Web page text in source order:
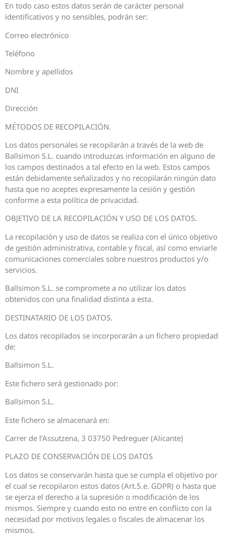
En todo caso estos datos serán de carácter personal
identificativos y no sensibles, podrán ser:
Correo electrónico
Teléfono
Nombre y apellidos
DNI
Dirección
MÉTODOS DE RECOPILACIÓN.
Los datos personales se recopilarán a través de la web de
Ballsimon S.L. cuando introduzcas información en alguno de
los campos destinados a tal efecto en la web. Estos campos
están debidamente señalizados y no recopilarán ningún dato
hasta que no aceptes expresamente la cesión y gestión
conforme a esta política de privacidad.
OBJETIVO DE LA RECOPILACIÓN Y USO DE LOS DATOS.
La recopilación y uso de datos se realiza con el único objetivo
de gestión administrativa, contable y fiscal, así como enviarle
comunicaciones comerciales sobre nuestros productos y/o
servicios.
Ballsimon S.L. se compromete a no utilizar los datos
obtenidos con una finalidad distinta a esta.
DESTINATARIO DE LOS DATOS.
Los datos recopilados se incorporarán a un fichero propiedad
de:
Ballsimon S.L.
Este fichero será gestionado por:
Ballsimon S.L.
Este fichero se almacenará en:
Carrer de l’Assutzena, 3 03750 Pedreguer (Alicante)
PLAZO DE CONSERVACIÓN DE LOS DATOS
Los datos se conservarán hasta que se cumpla el objetivo por
el cual se recopilaron estos datos (Art.5.e. GDPR) o hasta que
se ejerza el derecho a la supresión o modificación de los
mismos. Siempre y cuando esto no entre en conflicto con la
necesidad por motivos legales o fiscales de almacenar los
mismos.